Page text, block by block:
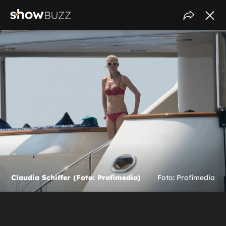
Claudia Schiffer (Foto: Profimedia) Foto: Profimedia